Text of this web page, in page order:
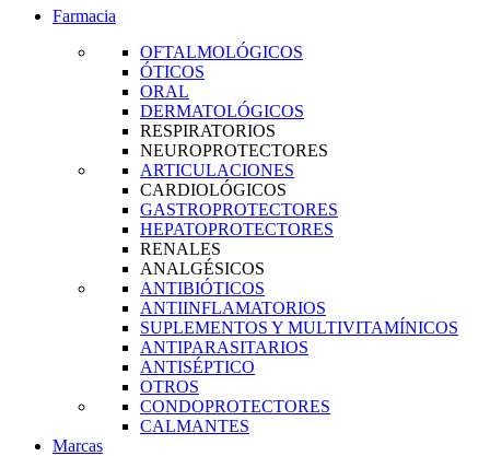
Farmacia
OFTALMOLÓGICOS
ÓTICOS
ORAL
DERMATOLÓGICOS
RESPIRATORIOS
NEUROPROTECTORES
ARTICULACIONES
CARDIOLÓGICOS
GASTROPROTECTORES
HEPATOPROTECTORES
RENALES
ANALGÉSICOS
ANTIBIÓTICOS
ANTIINFLAMATORIOS
SUPLEMENTOS Y MULTIVITAMÍNICOS
ANTIPARASITARIOS
ANTISÉPTICO
OTROS
CONDOPROTECTORES
CALMANTES
Marcas